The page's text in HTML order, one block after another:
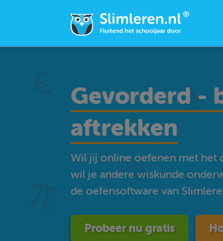
Gevorderd -
aftrekken
Wil jij online oefenen met het
wil je andere wiskunde
de oefensoftware van
Probeer nu gratis